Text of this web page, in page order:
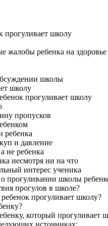
прогуливает школу
жалобы ребенка на здоровье
школы
школу
прогуливает школу
пропусков
ребенка
и давление
не ребенка
несмотря ни на что
интерес ученика
прогуливании школы
прогулов в школе?
ребенок прогуливает школу?
который прогуливает
источниках: